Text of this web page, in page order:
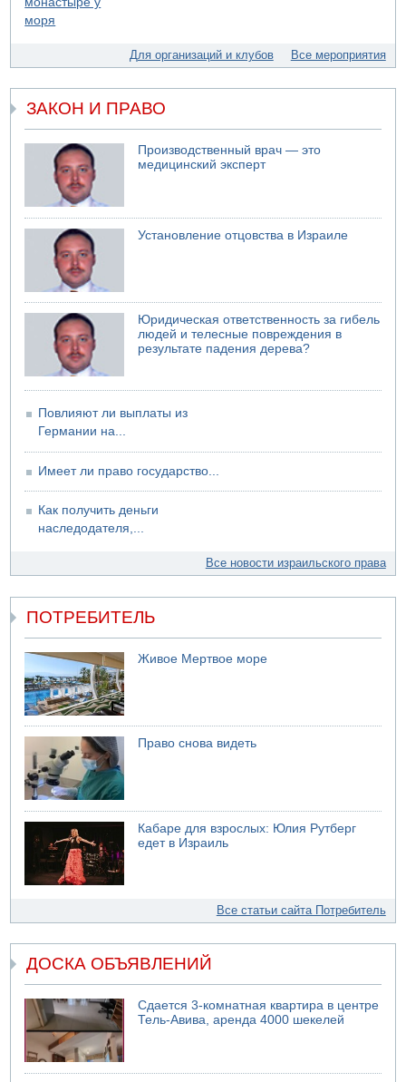
Шоссе 6 и участок шоссе 1 в восточном направлении в
районе Бейт-Шемеша вновь открыты для движения
75-летний мужчина получил тяжелые ножевые ранения
Американцы за пять месяцев израсходовали почти все
запасы ракет
04.08.2026 13:12
Ракетная атака на судно вблизи Омана
04.08.2026 12:29
Малыш обварился супом в Бней-Браке
Для организаций и клубов Все мероприятия
ЗАКОН И ПРАВО
Производственный врач — это
медицинский эксперт
Установление отцовства в Израиле
Юридическая ответственность за гибель
людей и телесные повреждения в
результате падения дерева?
Повлияют ли выплаты из
Германии на...
Имеет ли право государство...
Как получить деньги
наследодателя,...
Все новости израильского права
ПОТРЕБИТЕЛЬ
Живое Мертвое море
Право снова видеть
Кабаре для взрослых: Юлия Рутберг
едет в Израиль
Все статьи сайта Потребитель
ДОСКА ОБЪЯВЛЕНИЙ
Сдается 3-комнатная квартира в центре
Тель-Авива, аренда 4000 шекелей